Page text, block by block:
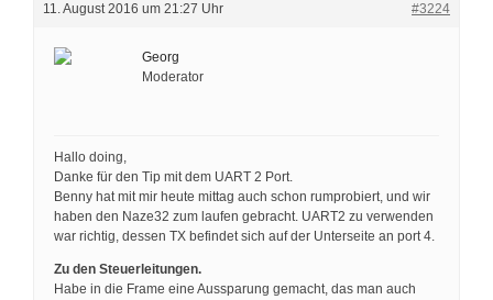
11. August 2016 um 21:27 Uhr #3224
Georg
Moderator
Hallo doing,
Danke für den Tip mit dem UART 2 Port.
Benny hat mit mir heute mittag auch schon rumprobiert, und wir
haben den Naze32 zum laufen gebracht. UART2 zu verwenden
war richtig, dessen TX befindet sich auf der Unterseite an port 4.
Zu den Steuerleitungen.
Habe in die Frame eine Aussparung gemacht, das man auch